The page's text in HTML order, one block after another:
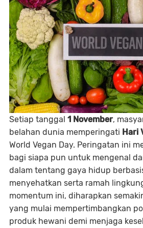
Setiap tanggal 1 November,
belahan dunia memperingati Hari
World Vegan Day. Peringatan ini
bagi siapa pun untuk mengenal
dalam tentang gaya hidup
menyehatkan serta ramah
momentum ini, diharapkan
yang mulai mempertimbangkan
produk hewani demi menjaga